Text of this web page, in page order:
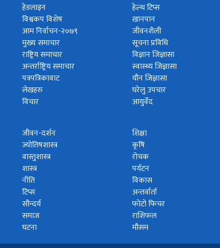
हेडलाइन
विश्वकप विशेष
आम निर्वाचन-२०७९
मुख्य समाचार
राष्ट्रिय समाचार
अन्तर्राष्ट्रिय समाचार
पत्रपत्रिकावाट
लेखहरु
विचार
हेल्थ टिप्स
खानपान
जीवनशैली
सूचना प्रविधि
विज्ञान जिज्ञासा
स्वास्थ्य जिज्ञासा
यौन जिज्ञासा
घरेलु उपचार
आयुर्वेद
जीवन-दर्शन
ज्योतिषशास्त्र
वास्तुशास्त्र
शास्त्र
नीति
टिप्स
सौन्दर्य
समाज
घटना
शिक्षा
कृषि
रोचक
पर्यटन
विकास
अन्तर्वार्ता
फोटो फिचर
राशिफल
मौसम